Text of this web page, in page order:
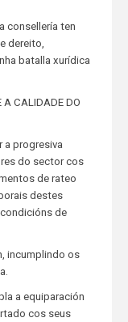
consellería ten
dereito,
batalla xurídica
A CALIDADE DO
a progresiva
do sector cos
de rateo
destes
de
incumplindo os
a equiparación
cos seus